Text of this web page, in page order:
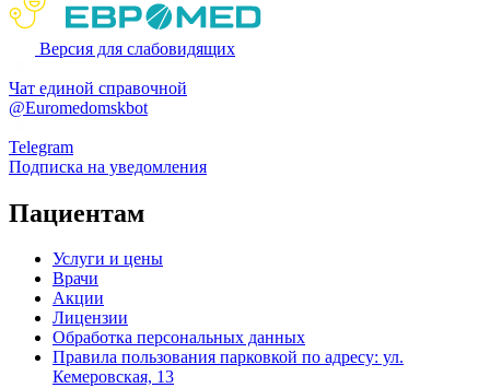
Версия для слабовидящих
Чат единой справочной
@Euromedomskbot
Telegram
Подписка на уведомления
Пациентам
Услуги и цены
Врачи
Акции
Лицензии
Обработка персональных данных
Правила пользования парковкой по адресу: ул.
Кемеровская, 13